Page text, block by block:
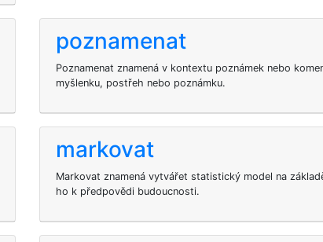
poznamenat
Poznamenat znamená v kontextu poznámek nebo
myšlenku, postřeh nebo poznámku.
markovat
Markovat znamená vytvářet statistický model na
ho k předpovědi budoucnosti.